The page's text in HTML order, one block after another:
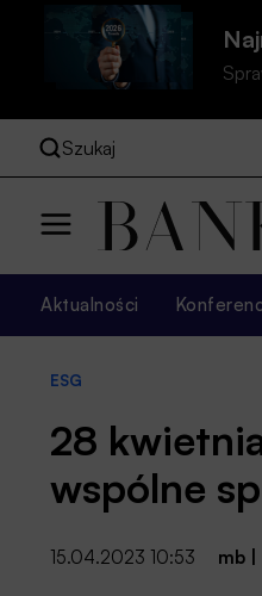
Szukaj
Aktualności
ESG
28
wspólne
15.04.2023 10:53 mb